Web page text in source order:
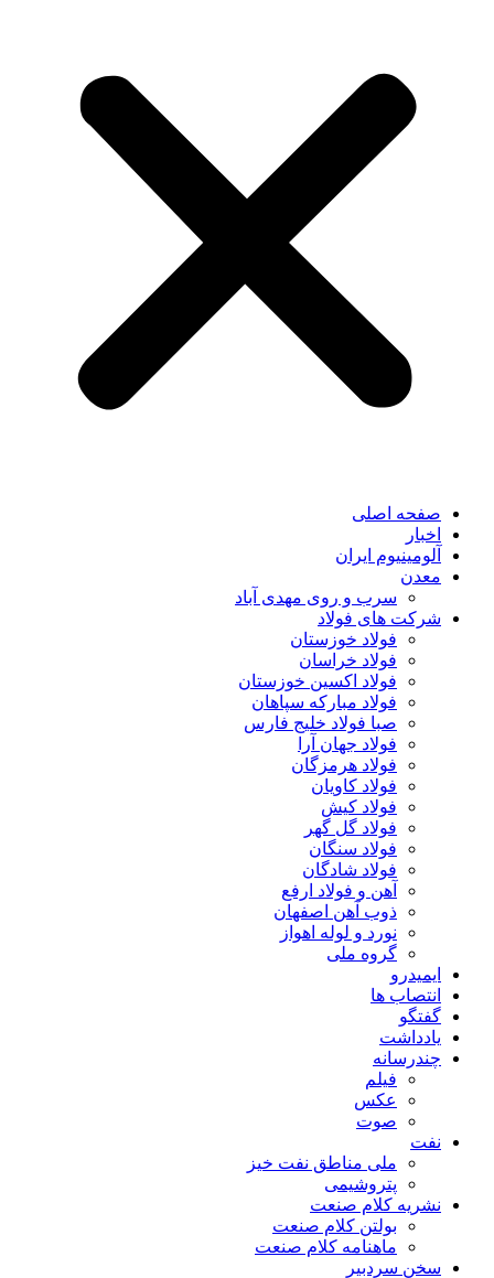
صفحه اصلی
اخبار
آلومینیوم ایران
معدن
سرب و روی مهدی آباد
شرکت های فولاد
فولاد خوزستان
فولاد خراسان
فولاد اکسین خوزستان
فولاد مبارکه سپاهان
صبا فولاد خلیج فارس
فولاد جهان آرا
فولاد هرمزگان
فولاد کاویان
فولاد کیش
فولاد گل گهر
فولاد سنگان
فولاد شادگان
آهن و فولاد ارفع
ذوب آهن اصفهان
نورد و لوله اهواز
گروه ملی
ایمیدرو
انتصاب ها
گفتگو
یادداشت
چندرسانه
فیلم
عکس
صوت
نفت
ملی مناطق نفت خیز
پتروشیمی
نشریه کلام صنعت
بولتن کلام صنعت
ماهنامه کلام صنعت
سخن سردبیر